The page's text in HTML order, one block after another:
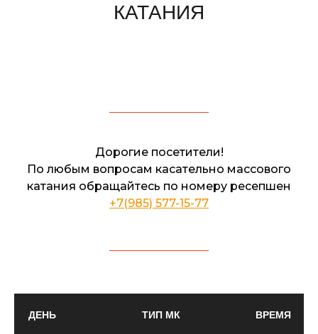
Дорогие посетители!
По любым вопросам касательно массового
катания обращайтесь по номеру ресепшен
+7(985) 577-15-77
ДЕНЬ ТИП МК ВРЕМЯ